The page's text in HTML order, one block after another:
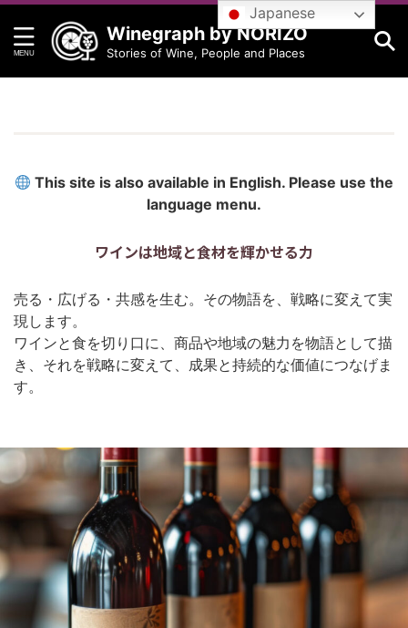
Winegraph by NORIZO
Stories of Wine, People and Places
This site is also available in English. Please use the
language menu.
ワインは地域と食材を輝かせる力
売る・広げる・共感を生む。その物語を、戦略に変えて実
現します。
ワインと食を切り口に、商品や地域の魅力を物語として描
き、それを戦略に変えて、成果と持続的な価値につなげま
す。
Japanese